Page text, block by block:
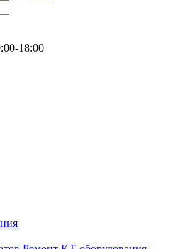
18:00